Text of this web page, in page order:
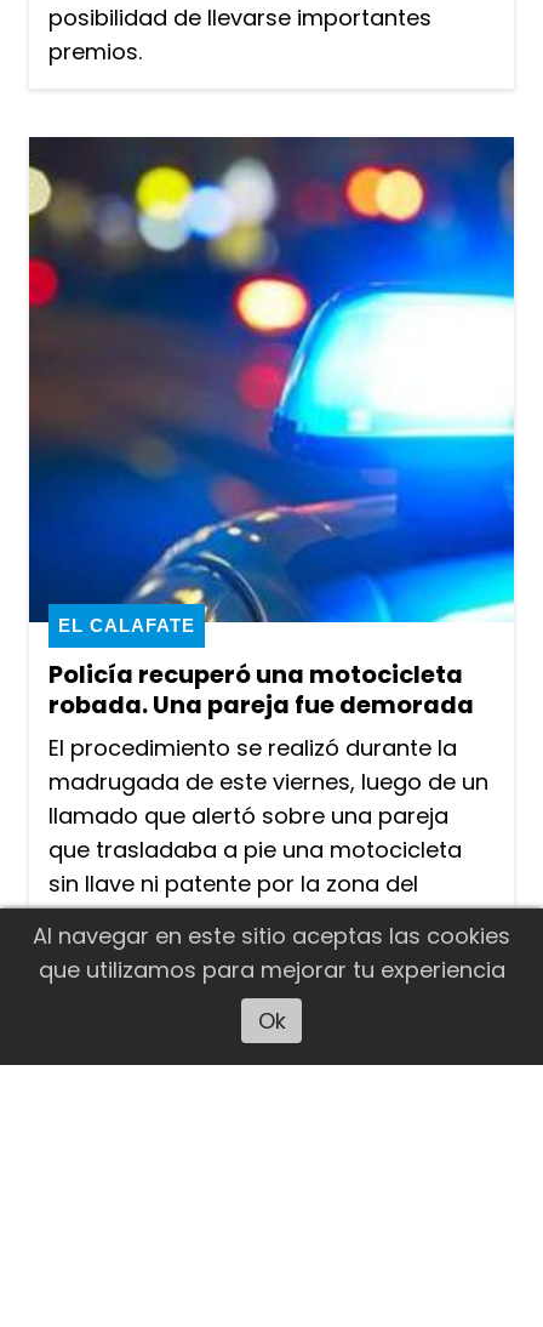
posibilidad de llevarse importantes
premios.
Policía recuperó una motocicleta
robada. Una pareja fue demorada
EL CALAFATE
El procedimiento se realizó durante la
madrugada de este viernes, luego de un
llamado que alertó sobre una pareja
que trasladaba a pie una motocicleta
sin llave ni patente por la zona del
Anfiteatro del Bosque. El propietario del
rodado se presentó en el lugar y
reconoció la moto como de su
Al navegar en este sitio aceptas las cookies
que utilizamos para mejorar tu experiencia
Ok